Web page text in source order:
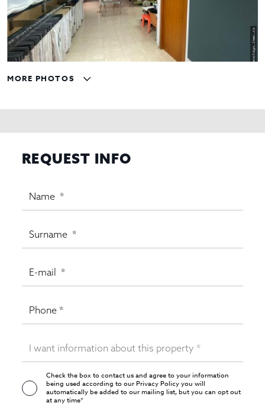
MORE PHOTOS
REQUEST INFO
Check the box to contact us and agree to your information
being used according to ourPrivacy Policyyou will
automatically be added to our mailing list, but you can opt out
at any time*